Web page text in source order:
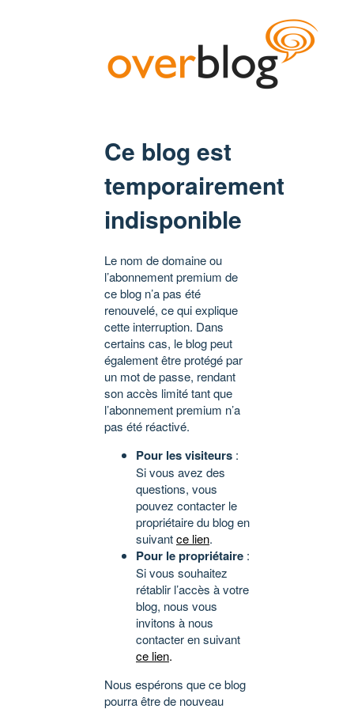
Ce blog est
temporairement
indisponible
Le nom de domaine ou
l’abonnement premium de
ce blog n’a pas été
renouvelé, ce qui explique
cette interruption. Dans
certains cas, le blog peut
également être protégé par
un mot de passe, rendant
son accès limité tant que
l’abonnement premium n’a
pas été réactivé.
Pour les visiteurs :
Si vous avez des
questions, vous
pouvez contacter le
propriétaire du blog en
suivantce lien.
Pour le propriétaire :
Si vous souhaitez
rétablir l’accès à votre
blog, nous vous
invitons à nous
contacter en suivant
ce lien.
Nous espérons que ce blog
pourra être de nouveau